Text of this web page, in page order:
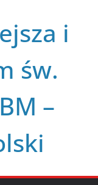
i
św.
–